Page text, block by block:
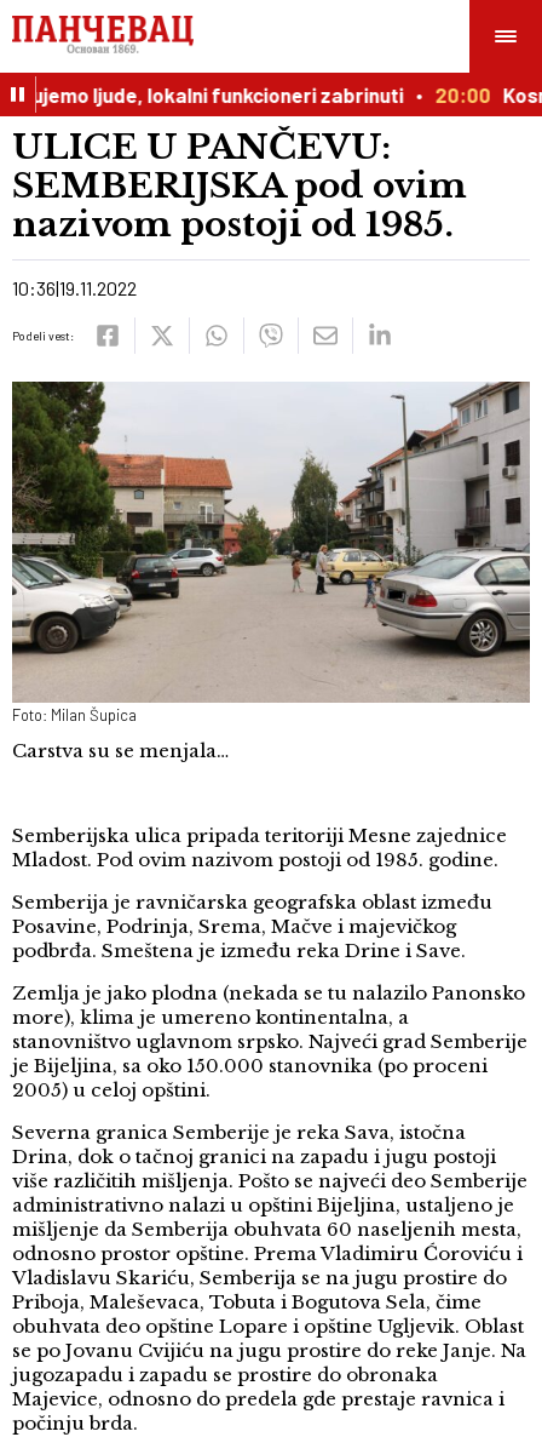
ljude, lokalni funkcioneri zabrinuti 20:00
ULICE U PANČEVU:
SEMBERIJSKA pod ovim
nazivom postoji od 1985.
10:36 19.11.2022
Podeli vest:
Foto: Milan Šupica
Carstva su se menjala…
Semberijska ulica pripada teritoriji Mesne zajednice
Mladost. Pod ovim nazivom postoji od 1985. godine.
Semberija je ravničarska geografska oblast između
Posavine, Podrinja, Srema, Mačve i majevičkog
podbrđa. Smeštena je između reka Drine i Save.
Zemlja je jako plodna (nekada se tu nalazilo Panonsko
more), klima je umereno kontinentalna, a
stanovništvo uglavnom srpsko. Najveći grad Semberije
je Bijeljina, sa oko 150.000 stanovnika (po proceni
2005) u celoj opštini.
Severna granica Semberije je reka Sava, istočna
Drina, dok o tačnoj granici na zapadu i jugu postoji
više različitih mišljenja. Pošto se najveći deo Semberije
administrativno nalazi u opštini Bijeljina, ustaljeno je
mišljenje da Semberija obuhvata 60 naseljenih mesta,
odnosno prostor opštine. Prema Vladimiru Ćoroviću i
Vladislavu Skariću, Semberija se na jugu prostire do
Priboja, Maleševaca, Tobuta i Bogutova Sela, čime
obuhvata deo opštine Lopare i opštine Ugljevik. Oblast
se po Jovanu Cvijiću na jugu prostire do reke Janje. Na
jugozapadu i zapadu se prostire do obronaka
Majevice, odnosno do predela gde prestaje ravnica i
počinju brda.